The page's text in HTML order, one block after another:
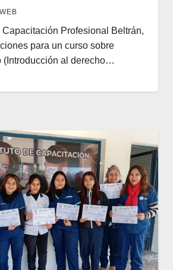
Profesional Beltrán,
para un curso sobre
(Introducción al derecho…